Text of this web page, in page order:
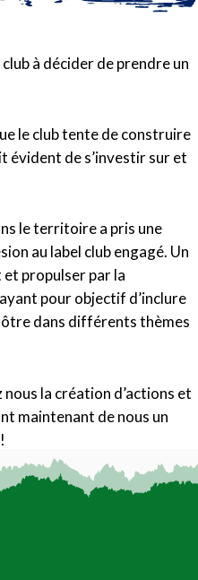
à décider de prendre un
le club tente de construire
évident de s’investir sur et
le territoire a pris une
au label club engagé. Un
propulser par la
pour objectif d’inclure
dans différents thèmes
la création d’actions et
maintenant de nous un